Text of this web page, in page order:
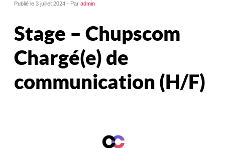
Publié le 3 juillet 2024 - Paradmin
Stage – Chupscom
Chargé(e) de
communication (H/F)